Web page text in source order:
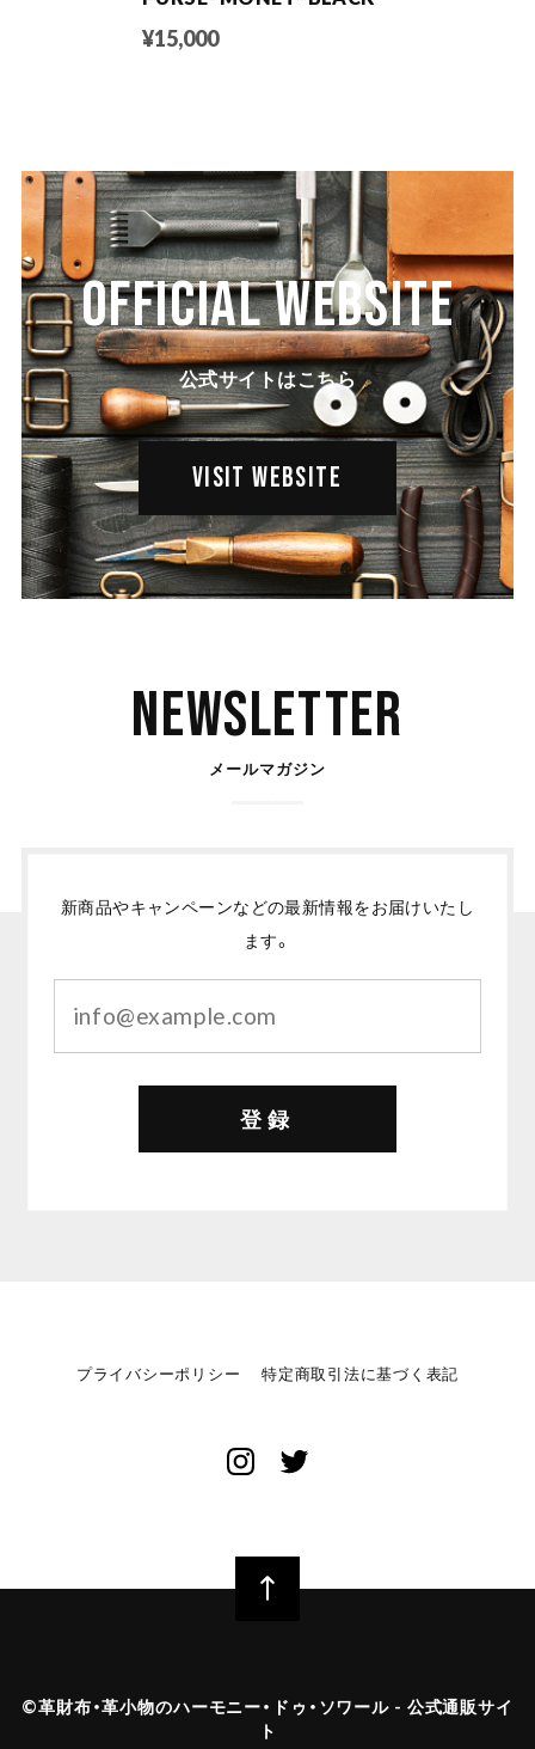
¥15,000
OFFICIAL WEBSITE
公式サイトはこちら
VISIT WEBSITE
Newsletter
メールマガジン
新商品やキャンペーンなどの最新情報をお届けいたし
ます。
登録
プライバシーポリシー 特定商取引法に基づく表記
©︎革財布・革小物のハーモニー・ドゥ・ソワール - 公式通販サイ
ト